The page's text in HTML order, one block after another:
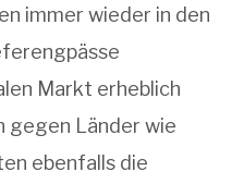
immer wieder in den
Markt erheblich
gegen Länder wie
ebenfalls die